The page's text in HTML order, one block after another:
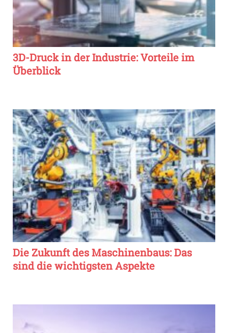
3D-Druck in der Industrie: Vorteile im
Überblick
Die Zukunft des Maschinenbaus: Das
sind die wichtigsten Aspekte